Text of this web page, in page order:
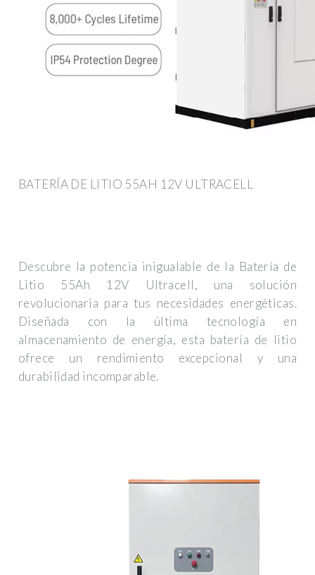
BATERÍA DE LITIO 55AH 12V ULTRACELL
Descubre la potencia inigualable de la Batería de
Litio 55Ah 12V Ultracell, una solución
revolucionaria para tus necesidades energéticas.
Diseñada con la última tecnología en
almacenamiento de energía, esta batería de litio
ofrece un rendimiento excepcional y una
durabilidad incomparable.